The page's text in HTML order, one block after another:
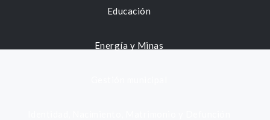
Educación
Energía y Minas